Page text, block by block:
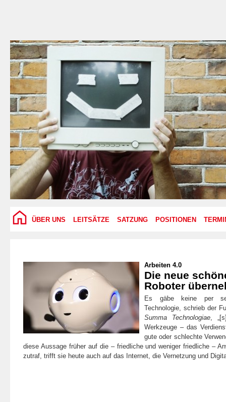
ÜBER UNS LEITSÄTZE SATZUNG POSITIONEN
Arbeiten 4.0
Die neue
Roboter
Es gäbe keine per
Technologie, schrieb der
Summa Technologiae,
Werkzeuge – das
gute oder schlechte
diese Aussage früher auf die – friedliche und weniger friedliche –
zutraf, trifft sie heute auch auf das Internet, die Vernetzung und